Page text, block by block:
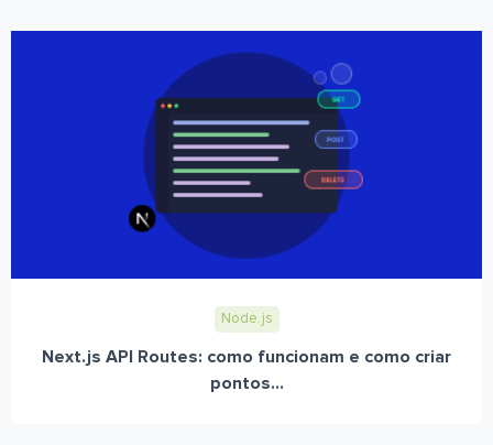
Node.js
Next.js API Routes: como funcionam e como criar
pontos...